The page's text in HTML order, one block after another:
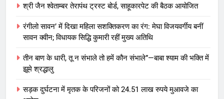
श्री जैन श्वेताम्बर तेरापंथ ट्रस्ट बोर्ड, साहूकारपेट की बैठक आयोजित
रंगीलो सावन’ में दिखा महिला सशक्तिकरण का रंग: मेघा विजयवर्गीय बनीं
सावन क्वीन; विधायक सिद्धि कुमारी रहीं मुख्य अतिथि
तीन बाण के धारी, तू न संभाले तो हमें कौन संभाले”—बाबा श्याम की भक्ति में
झूमे श्रद्धालु
सड़क दुर्घटना में मृतक के परिजनों को 24.51 लाख रुपये मुआवजे का